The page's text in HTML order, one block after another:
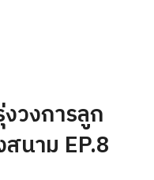
วงการลูก
นาม EP.8